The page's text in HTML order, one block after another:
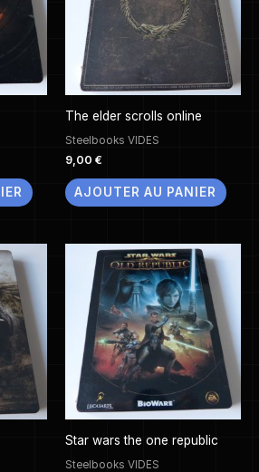
The elder scrolls online
Steelbooks VIDES
9,00 €
AJOUTER AU PANIER
Star wars the one republic
Steelbooks VIDES